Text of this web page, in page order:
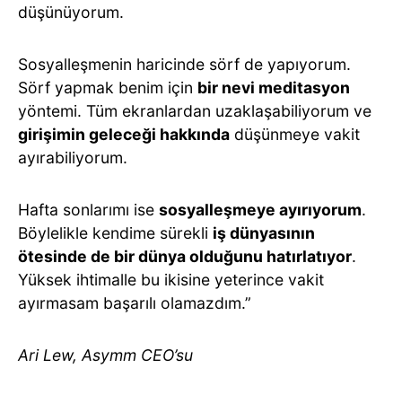
düşünüyorum.
Sosyalleşmenin haricinde sörf de yapıyorum.
Sörf yapmak benim için bir nevi meditasyon
yöntemi. Tüm ekranlardan uzaklaşabiliyorum ve
girişimin geleceği hakkında düşünmeye vakit
ayırabiliyorum.
Hafta sonlarımı ise sosyalleşmeye ayırıyorum.
Böylelikle kendime sürekli iş dünyasının
ötesinde de bir dünya olduğunu hatırlatıyor.
Yüksek ihtimalle bu ikisine yeterince vakit
ayırmasam başarılı olamazdım.”
Ari Lew, Asymm CEO’su